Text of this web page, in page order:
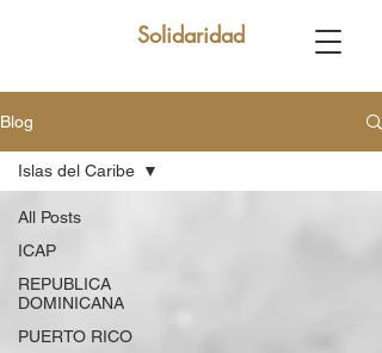
Solidaridad
Blog
All Posts
ICAP
REPUBLICA
DOMINICANA
PUERTO RICO
Islas del Caribe